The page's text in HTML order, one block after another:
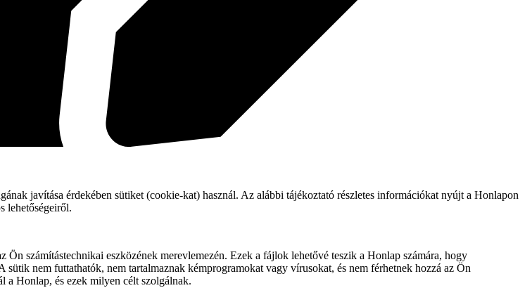
javítása érdekében sütiket (cookie-kat) használ. Az alábbi tájékoztató részletes információkat nyújt a Honlapon
lehetőségeiről.
számítástechnikai eszközének merevlemezén. Ezek a fájlok lehetővé teszik a Honlap számára, hogy
nem futtathatók, nem tartalmaznak kémprogramokat vagy vírusokat, és nem férhetnek hozzá az Ön
a Honlap, és ezek milyen célt szolgálnak.